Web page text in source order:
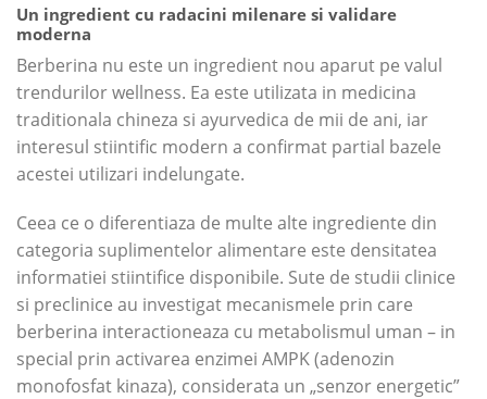
Un ingredient cu radacini milenare si validare
moderna
Berberina nu este un ingredient nou aparut pe valul
trendurilor wellness. Ea este utilizata in medicina
traditionala chineza si ayurvedica de mii de ani, iar
interesul stiintific modern a confirmat partial bazele
acestei utilizari indelungate.
Ceea ce o diferentiaza de multe alte ingrediente din
categoria suplimentelor alimentare este densitatea
informatiei stiintifice disponibile. Sute de studii clinice
si preclinice au investigat mecanismele prin care
berberina interactioneaza cu metabolismul uman – in
special prin activarea enzimei AMPK (adenozin
monofosfat kinaza), considerata un „senzor energetic”